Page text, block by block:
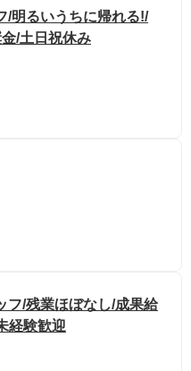
/明るいうちに帰れる!/
/土日祝休み
フ/残業ほぼなし/成果給
経験歓迎